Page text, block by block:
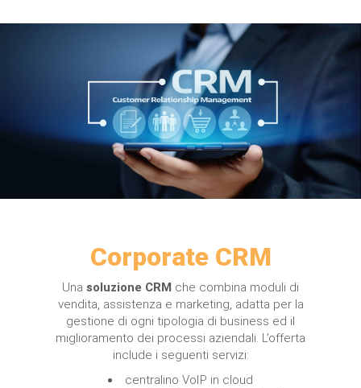
Corporate CRM
Una soluzione CRM che combina moduli di
vendita, assistenza e marketing, adatta per la
gestione di ogni tipologia di business ed il
miglioramento dei processi aziendali. L’offerta
include i seguenti servizi:
centralino VoIP in cloud